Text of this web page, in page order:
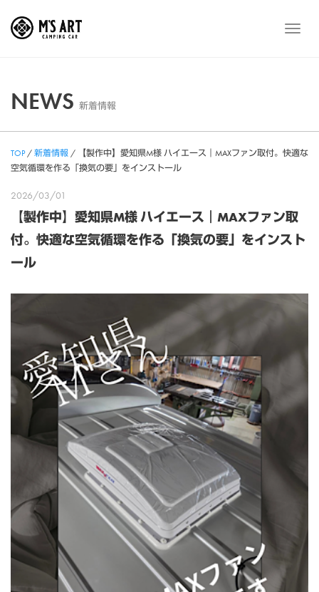
メ
NEWS 新着情報
TOP/新着情報 /
【製作中】愛知県M様 ハイエース｜MAXファン取付。快適な
空気循環を作る「換気の要」をインストール
2026/03/01
【製作中】愛知県M様 ハイエース｜MAXファン取
付。快適な空気循環を作る「換気の要」をインスト
ール